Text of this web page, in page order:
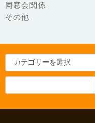
同窓会関係
その他